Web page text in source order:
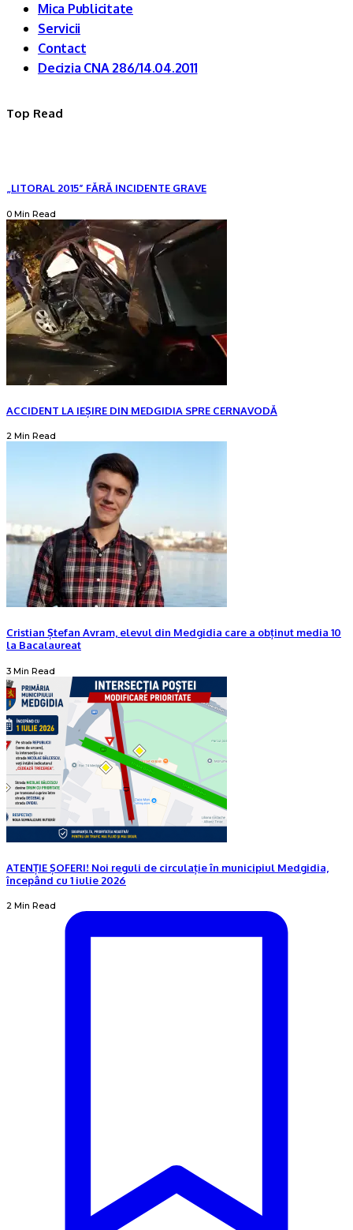
Mica Publicitate
Servicii
Contact
Decizia CNA 286/14.04.2011
Top Read
„LITORAL 2015” FĂRĂ INCIDENTE GRAVE
0 Min Read
ACCIDENT LA IEȘIRE DIN MEDGIDIA SPRE CERNAVODĂ
2 Min Read
Cristian Ștefan Avram, elevul din Medgidia care a obținut media 10
la Bacalaureat
3 Min Read
ATENȚIE ȘOFERI! Noi reguli de circulație în municipiul Medgidia,
începând cu 1 iulie 2026
2 Min Read